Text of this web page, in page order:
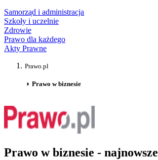
Samorząd i administracja
Szkoły i uczelnie
Zdrowie
Prawo dla każdego
Akty Prawne
Prawo.pl
Prawo w biznesie
Prawo w biznesie - najnowsze